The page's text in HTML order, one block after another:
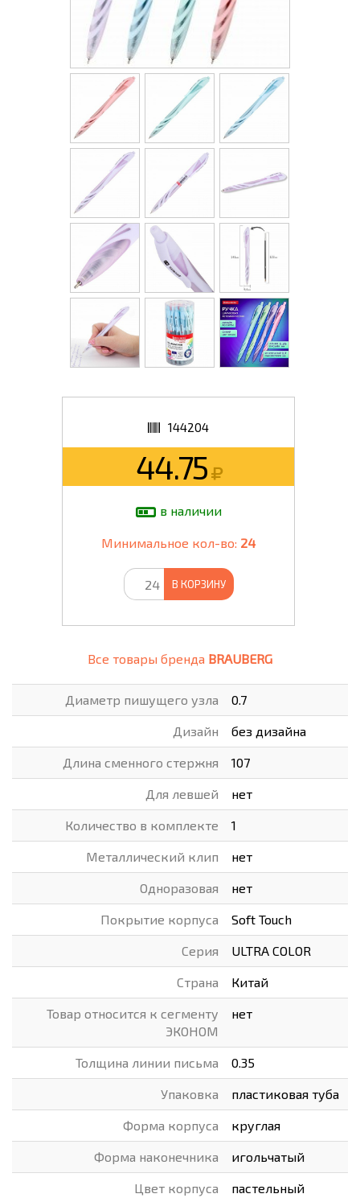
144204
44.75
в наличии
Минимальное кол-во: 24
В КОРЗИНУ
Все товары бренда BRAUBERG
Диаметр пишущего узла 0.7
Дизайн без дизайна
Длина сменного стержня 107
Для левшей нет
Количество в комплекте 1
Металлический клип нет
Одноразовая нет
Покрытие корпуса Soft Touch
Серия ULTRA COLOR
Страна Китай
Товар относится к сегменту
ЭКОНОМ
нет
Толщина линии письма 0.35
Упаковка пластиковая туба
Форма корпуса круглая
Форма наконечника игольчатый
Цвет корпуса пастельный